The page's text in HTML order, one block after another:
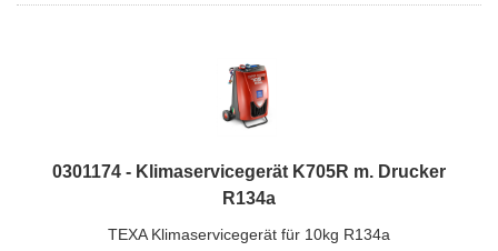
0301174 - Klimaservicegerät K705R m. Drucker
R134a
TEXA Klimaservicegerät für 10kg R134a